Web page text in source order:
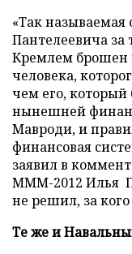
«Так называемая
Пантелеевича за
Кремлем брошен
человека,
чем его,
нынешней
Мавроди, и
финансовая
заявил в
МММ-2012 Илья
не решил, за кого
Те же и